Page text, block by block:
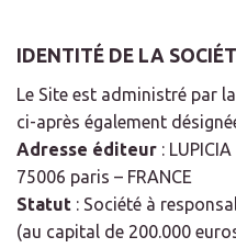
IDENTITÉ DE LA
Le Site est administré par la
ci-après également
Adresse éditeur :
75006 paris – FRANCE
Statut : Société à
(au capital de 200.000